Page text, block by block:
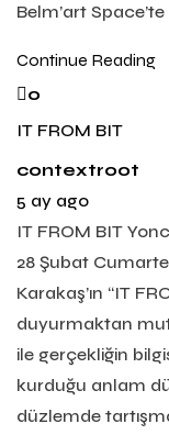
Belm’art
Continue Reading
0
IT FROM BIT
contextroot
5 ay ago
IT FROM BIT
28 Şubat
Karakaş’ın “IT
duyurmaktan
ile gerçekliğin
kurduğu anlam
düzlemde